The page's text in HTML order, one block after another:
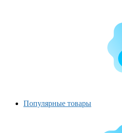
Популярные товары